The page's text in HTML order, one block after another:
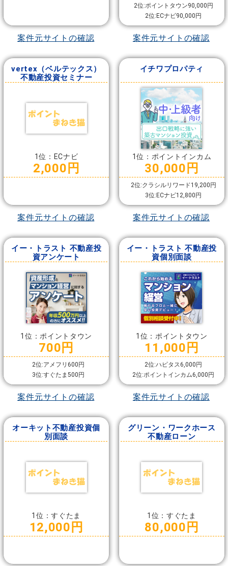
案件元サイトの確認
2位:ポイントタウン90,000円
2位:ECナビ90,000円
案件元サイトの確認
vertex（ベルテックス）
不動産投資セミナー
1位：ECナビ
2,000円
案件元サイトの確認
イチワプロパティ
1位：ポイントインカム
30,000円
2位:クラシルリワード19,200円
3位:ECナビ12,800円
案件元サイトの確認
イー・トラスト 不動産投
資アンケート
1位：ポイントタウン
700円
2位:アメフリ600円
3位:すぐたま500円
案件元サイトの確認
イー・トラスト 不動産投
資個別面談
1位：ポイントタウン
11,000円
2位:ハピタス6,000円
2位:ポイントインカム6,000円
案件元サイトの確認
オーキット不動産投資個
別面談
1位：すぐたま
12,000円
グリーン・ワークホース
不動産ローン
1位：すぐたま
80,000円